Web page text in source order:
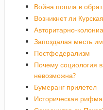
Война пошла в
Возникнет ли
Авторитарно-
Запоздалая месть
Постфедерализм
Почему социология
невозможна?
Бумеранг прилетел
Историческая рифма